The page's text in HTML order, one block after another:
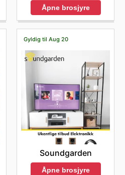
Åpne brosjyre
Gyldig til Aug 20
Soundgarden
Åpne brosjyre